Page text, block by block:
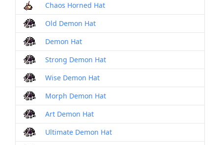
Chaos Horned Hat
Old Demon Hat
Demon Hat
Strong Demon Hat
Wise Demon Hat
Morph Demon Hat
Art Demon Hat
Ultimate Demon Hat